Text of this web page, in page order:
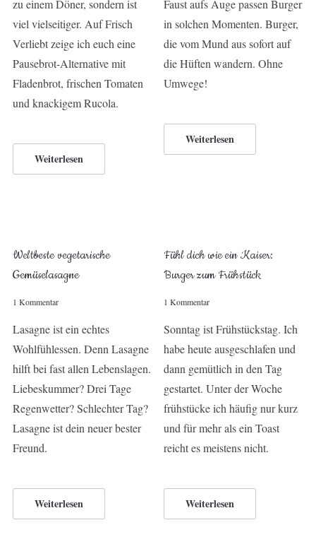
zu einem Döner, sondern ist
viel vielseitiger. Auf Frisch
Verliebt zeige ich euch eine
Pausebrot-Alternative mit
Fladenbrot, frischen Tomaten
und knackigem Rucola.
Weiterlesen
Faust aufs Auge passen Burger
in solchen Momenten. Burger,
die vom Mund aus sofort auf
die Hüften wandern. Ohne
Umwege!
Weiterlesen
Weltbeste vegetarische
Gemüselasagne
1 Kommentar
Lasagne ist ein echtes
Wohlfühlessen. Denn Lasagne
hilft bei fast allen Lebenslagen.
Liebeskummer? Drei Tage
Regenwetter? Schlechter Tag?
Lasagne ist dein neuer bester
Freund.
Weiterlesen
Fühl dich wie ein Kaiser:
Burger zum Frühstück
1 Kommentar
Sonntag ist Frühstückstag. Ich
habe heute ausgeschlafen und
dann gemütlich in den Tag
gestartet. Unter der Woche
frühstücke ich häufig nur kurz
und für mehr als ein Toast
reicht es meistens nicht.
Weiterlesen